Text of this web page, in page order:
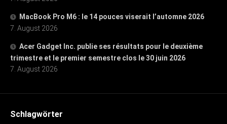
MacBook Pro M6 : le 14 pouces viserait l’automne 2026
7. August 2026
Acer Gadget Inc. publie ses résultats pour le deuxième
trimestre et le premier semestre clos le 30 juin 2026
7. August 2026
Schlagwörter